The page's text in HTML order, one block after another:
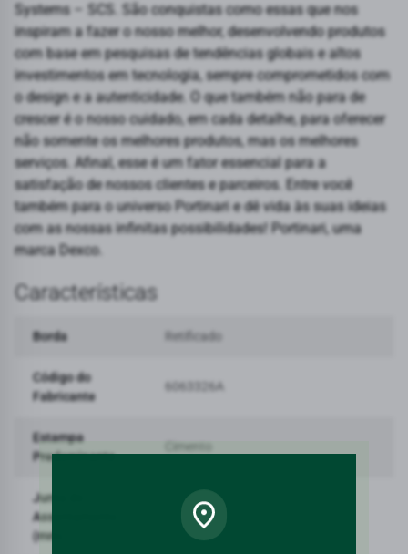
Systems – SCS. São conquistas como essas que nos
inspiram a fazer o nosso melhor, desenvolvendo produtos
com base em pesquisas de tendências globais e altos
investimentos em tecnologia, sempre comprometidos com
o design e a autenticidade. O que também não para de
crescer é o nosso cuidado, em cada detalhe, para oferecer
não somente os melhores produtos, mas os melhores
serviços. Afinal, esse é um fator essencial para a
satisfação de nossos clientes e parceiros. Entre você
também para o universo Portinari e dê vida às suas ideias
com as nossas infinitas possibilidades! Portinari, uma
marca Dexco.
Características
Borda Retificado
Código do
Fabricante
6063326A
Estampa
Predominante
Cimento
Junta de
Assentamento
(mm)